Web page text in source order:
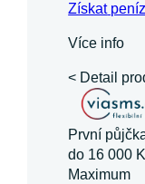
Získat
Více info
< Detail
První
do 16 000
Maximum